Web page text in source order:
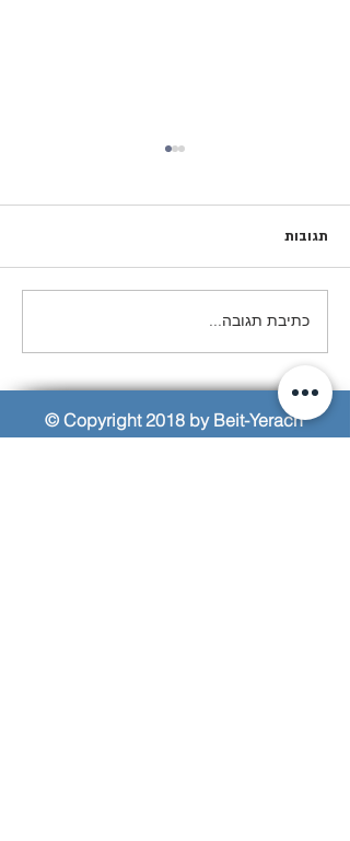
המסע לפולין- מחזור פ״א
תגובות
כתיבת תגובה...
© Copyright 2018 by Beit-Yerach